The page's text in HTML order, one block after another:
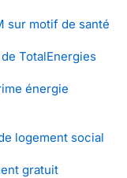
sur motif de santé
TotalEnergies
énergie
logement social
gratuit